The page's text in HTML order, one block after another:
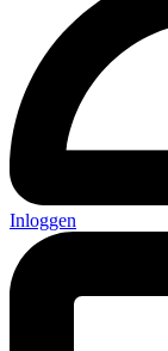
Inloggen